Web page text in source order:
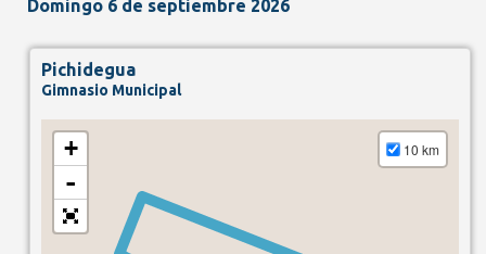
Domingo 6 de septiembre 2026
Pichidegua
Gimnasio Municipal
+
-
10 km